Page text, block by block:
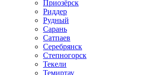
Приозёрск
Риддер
Рудный
Сарань
Сатпаев
Серебрянск
Степногорск
Текели
Темиртау